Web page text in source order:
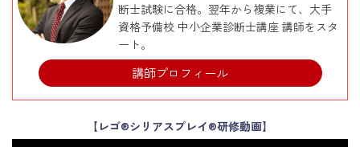
断士試験に合格。翌年から複業にて、大手
資格予備校 中小企業診断士講座 講師をスタ
ート。
講師プロフィール
【レゴ®シリアスプレイ®研修動画】